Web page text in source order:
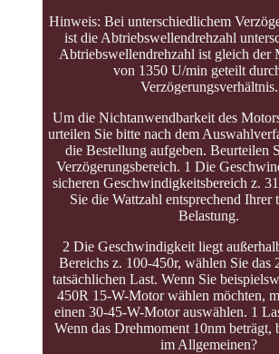
Hinweis: Bei unterschiedlichem
ist die Abtriebswellendrehzahl
Abtriebswellendrehzahl ist gleich der
von 1350 U/min geteilt
Verzögerungsverhältnis.
Um die Nichtanwendbarkeit des
urteilen Sie bitte nach dem
die Bestellung aufgeben. Beurteilen
Verzögerungsbereich. 1 Die
sicheren Geschwindigkeitsbereich z.
Sie die Wattzahl entsprechend Ihrer
Belastung.
2 Die Geschwindigkeit liegt
Bereichs z. 100-450r, wählen Sie das
tatsächlichen Last. Wenn Sie
450R 15-W-Motor wählen möchten,
einen 30-45-W-Motor auswählen. 1
Wenn das Drehmoment 10nm beträgt,
im Allgemeinen?